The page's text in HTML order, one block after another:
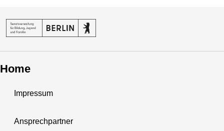
Home
Impressum
Ansprechpartner